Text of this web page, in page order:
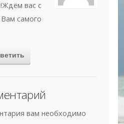
вас с
самого
вам необходимо